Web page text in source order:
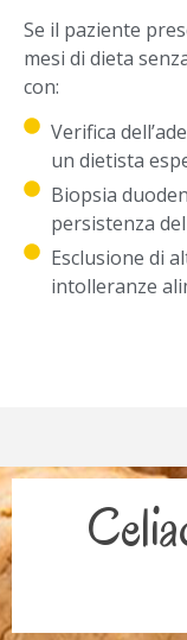
Se il paziente
mesi di dieta
con:
Verifica
un dietista
Biopsia
persistenza
Esclusione di
intolleranze